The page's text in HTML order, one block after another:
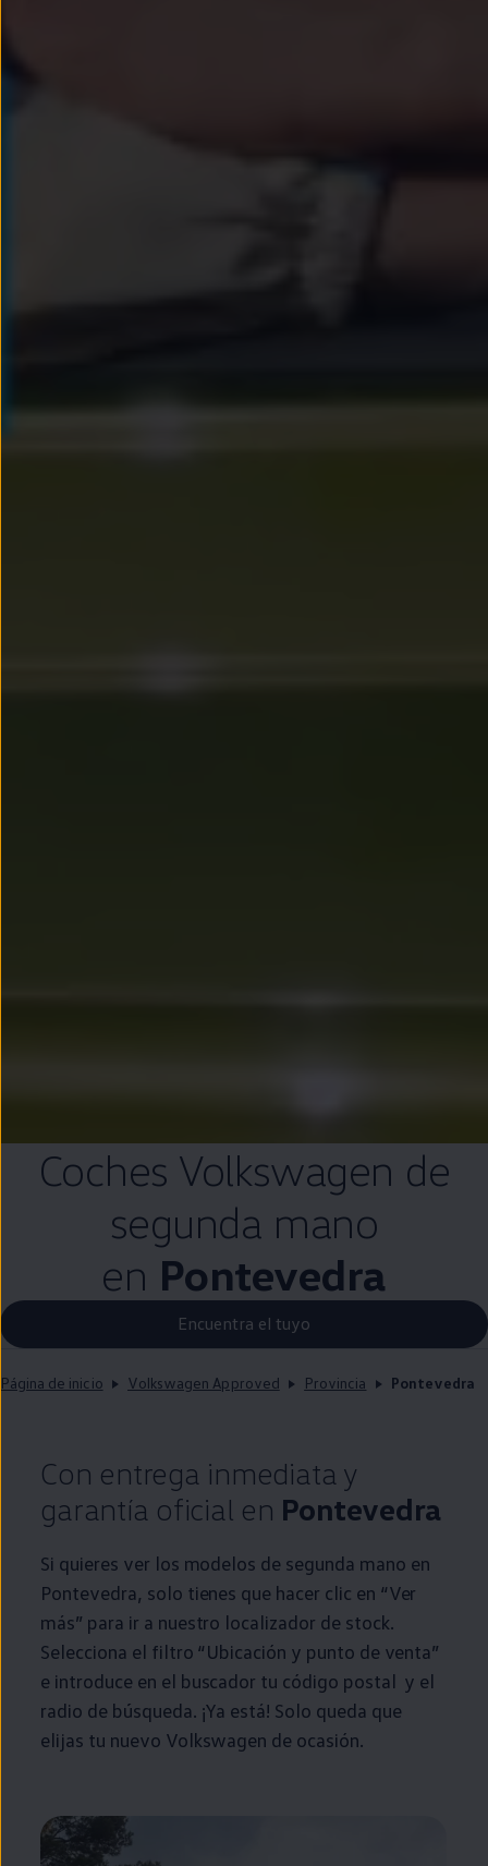
Coches Volkswagen de
segunda mano
en Pontevedra
Encuentra el tuyo
Página de inicio Volkswagen Approved Provincia Pontevedra
Con entrega inmediata y
garantía oficial en Pontevedra
Si quieres ver los modelos de segunda mano en
Pontevedra, solo tienes que hacer clic en “Ver
más” para ir a nuestro localizador de stock.
Selecciona el filtro “Ubicación y punto de venta”
e introduce en el buscador tu código postal y el
radio de búsqueda. ¡Ya está! Solo queda que
elijas tu nuevo Volkswagen de ocasión.